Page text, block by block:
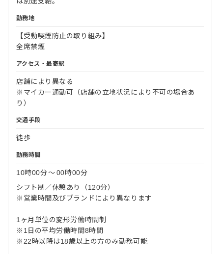
勤務地
【受動喫煙防止の取り組み】
全席禁煙
アクセス・最寄駅
店舗により異なる
※マイカー通勤可（店舗の立地状況により不可の場合あ
り）
交通手段
徒歩
勤務時間
10時00分〜00時00分
シフト制／休憩あり（120分）
※営業時間及びブランドにより異なります
1ヶ月単位の変形労働時間制
※1日の平均労働時間8時間
※22時以降は18歳以上の方のみ勤務可能